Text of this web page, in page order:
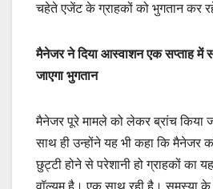
चहेते एजेंट के ग्राहकों को भुगतान कर
मैनेजर ने दिया आस्वाशन एक सप्ताह में
जाएगा भुगतान
मैनेजर पूरे मामले को लेकर ब्रांच किया
साथ ही उन्होंने यह भी कहा कि मैनेजर
छुट्टी होने से परेशानी हो ग्राहकों का
वॉल्यूम है। एक साथ रही है। समस्या के